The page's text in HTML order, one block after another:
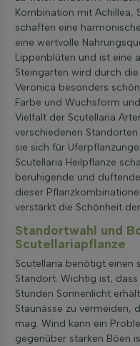
Kombination mit Achillea,
schaffen eine
eine wertvolle
Lippenblüten und ist eine
Steingarten wird durch
Veronica besonders
Farbe und Wuchsform
Vielfalt der Scutellaria
verschiedenen
sie sich für
Scutellaria Heilpflanze
beruhigende und
dieser
verstärkt die Schönheit
Standortwahl und
Scutellariapflanze
Scutellaria benötigt einen
Standort. Wichtig ist,
Stunden Sonnenlicht
Staunässe zu vermeiden,
mag. Wind kann ein
gegenüber starken Böen